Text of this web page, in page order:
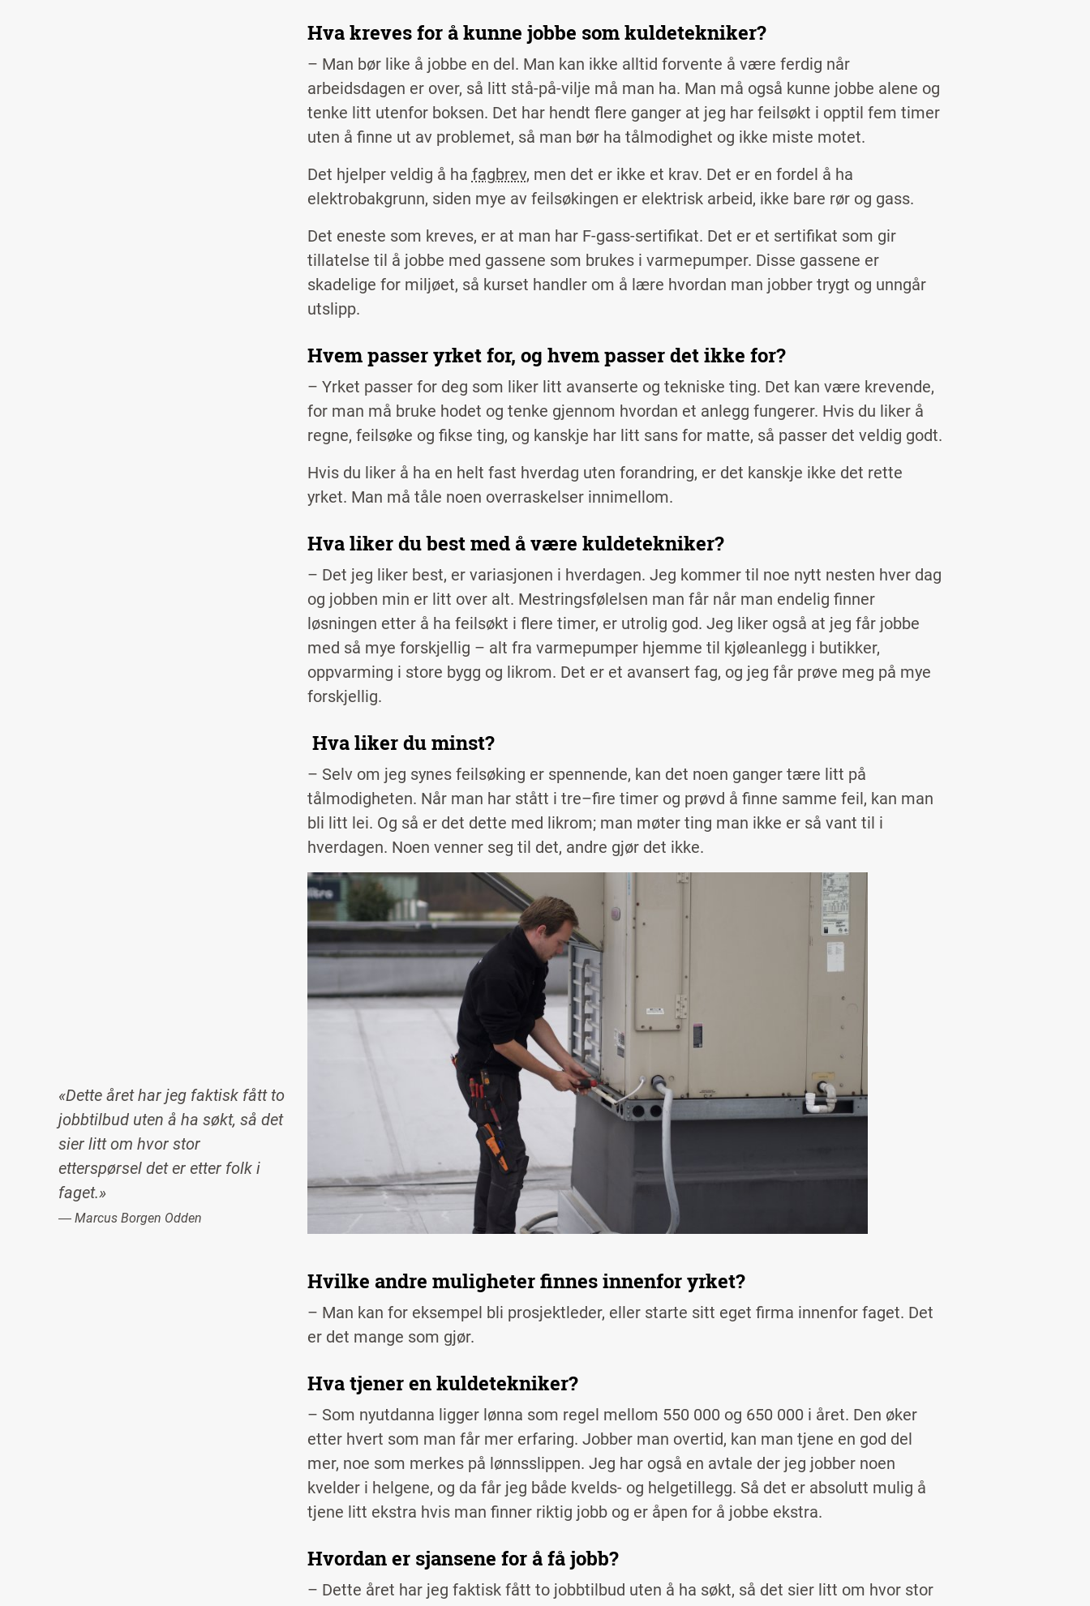
«Dette året har jeg faktisk fått to
jobbtilbud uten å ha søkt, så det
sier litt om hvor stor
etterspørsel det er etter folk i
faget.»
― Marcus Borgen Odden
Hva kreves for å kunne jobbe som kuldetekniker?
– Man bør like å jobbe en del. Man kan ikke alltid forvente å være ferdig når
arbeidsdagen er over, så litt stå-på-vilje må man ha. Man må også kunne jobbe alene og
tenke litt utenfor boksen. Det har hendt flere ganger at jeg har feilsøkt i opptil fem timer
uten å finne ut av problemet, så man bør ha tålmodighet og ikke miste motet.
Det hjelper veldig å ha fagbrev, men det er ikke et krav. Det er en fordel å ha
elektrobakgrunn, siden mye av feilsøkingen er elektrisk arbeid, ikke bare rør og gass.
Det eneste som kreves, er at man har F-gass-sertifikat. Det er et sertifikat som gir
tillatelse til å jobbe med gassene som brukes i varmepumper. Disse gassene er
skadelige for miljøet, så kurset handler om å lære hvordan man jobber trygt og unngår
utslipp.
Hvem passer yrket for, og hvem passer det ikke for?
– Yrket passer for deg som liker litt avanserte og tekniske ting. Det kan være krevende,
for man må bruke hodet og tenke gjennom hvordan et anlegg fungerer. Hvis du liker å
regne, feilsøke og fikse ting, og kanskje har litt sans for matte, så passer det veldig godt.
Hvis du liker å ha en helt fast hverdag uten forandring, er det kanskje ikke det rette
yrket. Man må tåle noen overraskelser innimellom.
Hva liker du best med å være kuldetekniker?
– Det jeg liker best, er variasjonen i hverdagen. Jeg kommer til noe nytt nesten hver dag
og jobben min er litt over alt. Mestringsfølelsen man får når man endelig finner
løsningen etter å ha feilsøkt i flere timer, er utrolig god. Jeg liker også at jeg får jobbe
med så mye forskjellig – alt fra varmepumper hjemme til kjøleanlegg i butikker,
oppvarming i store bygg og likrom. Det er et avansert fag, og jeg får prøve meg på mye
forskjellig.
Hva liker du minst?
– Selv om jeg synes feilsøking er spennende, kan det noen ganger tære litt på
tålmodigheten. Når man har stått i tre–fire timer og prøvd å finne samme feil, kan man
bli litt lei. Og så er det dette med likrom; man møter ting man ikke er så vant til i
hverdagen. Noen venner seg til det, andre gjør det ikke.
Image
Hvilke andre muligheter finnes innenfor yrket?
– Man kan for eksempel bli prosjektleder, eller starte sitt eget firma innenfor faget. Det
er det mange som gjør.
Hva tjener en kuldetekniker?
– Som nyutdanna ligger lønna som regel mellom 550 000 og 650 000 i året. Den øker
etter hvert som man får mer erfaring. Jobber man overtid, kan man tjene en god del
mer, noe som merkes på lønnsslippen. Jeg har også en avtale der jeg jobber noen
kvelder i helgene, og da får jeg både kvelds- og helgetillegg. Så det er absolutt mulig å
tjene litt ekstra hvis man finner riktig jobb og er åpen for å jobbe ekstra.
Hvordan er sjansene for å få jobb?
– Dette året har jeg faktisk fått to jobbtilbud uten å ha søkt, så det sier litt om hvor stor